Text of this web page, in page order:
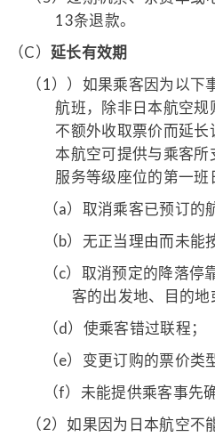
13条退款。
（C）延长有效期
（1） ）如果乘客因为以下
航班，除非日本航空
不额外收取票价而延长
本航空可提供与乘客
服务等级座位的第一班
（a） 取消乘客已预订的
（b） 无正当理由而未能
（c） 取消预定的降落停
客的出发地、目的地
（d） 使乘客错过联程；
（e） 变更订购的票价类
（f） 未能提供乘客事先
（2）如果因为日本航空不